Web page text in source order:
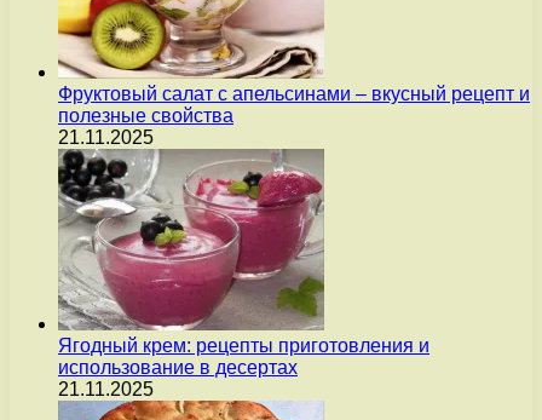
Фруктовый салат с апельсинами – вкусный рецепт и
полезные свойства
21.11.2025
Ягодный крем: рецепты приготовления и
использование в десертах
21.11.2025